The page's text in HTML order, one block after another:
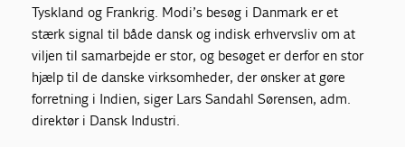
Tyskland og Frankrig. Modi’s besøg i Danmark er et
stærk signal til både dansk og indisk erhvervsliv om at
viljen til samarbejde er stor, og besøget er derfor en stor
hjælp til de danske virksomheder, der ønsker at gøre
forretning i Indien, siger Lars Sandahl Sørensen, adm.
direktør i Dansk Industri.